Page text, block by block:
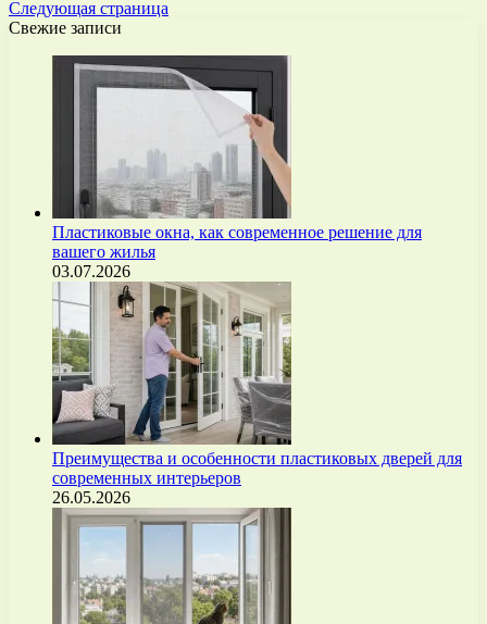
Следующая страница
Свежие записи
Пластиковые окна, как современное решение для
вашего жилья
03.07.2026
Преимущества и особенности пластиковых дверей для
современных интерьеров
26.05.2026